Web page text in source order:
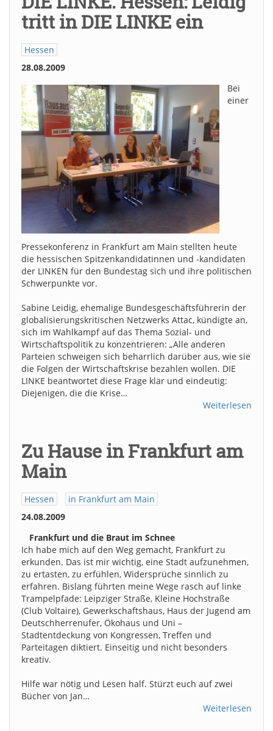
tritt in DIE LINKE ein
Hessen
28.08.2009
Bei
einer
Pressekonferenz in Frankfurt am Main stellten heute
die hessischen Spitzenkandidatinnen und -kandidaten
der LINKEN für den Bundestag sich und ihre politischen
Schwerpunkte vor.
Sabine Leidig, ehemalige Bundesgeschäftsführerin der
globalisierungskritischen Netzwerks Attac, kündigte an,
sich im Wahlkampf auf das Thema Sozial- und
Wirtschaftspolitik zu konzentrieren: „Alle anderen
Parteien schweigen sich beharrlich darüber aus, wie sie
die Folgen der Wirtschaftskrise bezahlen wollen. DIE
LINKE beantwortet diese Frage klar und eindeutig:
Diejenigen, die die Krise…
Weiterlesen
Zu Hause in Frankfurt am
Main
Hessen
in Frankfurt am Main
24.08.2009
Frankfurt und die Braut im Schnee
Ich habe mich auf den Weg gemacht, Frankfurt zu
erkunden. Das ist mir wichtig, eine Stadt aufzunehmen,
zu ertasten, zu erfühlen, Widersprüche sinnlich zu
erfahren. Bislang führten meine Wege rasch auf linke
Trampelpfade: Leipziger Straße, Kleine Hochstraße
(Club Voltaire), Gewerkschaftshaus, Haus der Jugend am
Deutschherrenufer, Ökohaus und Uni –
Stadtentdeckung von Kongressen, Treffen und
Parteitagen diktiert. Einseitig und nicht besonders
kreativ.
Hilfe war nötig und Lesen half. Stürzt euch auf zwei
Bücher von Jan…
Weiterlesen